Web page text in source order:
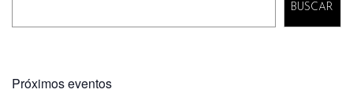
BUSCAR
Próximos eventos